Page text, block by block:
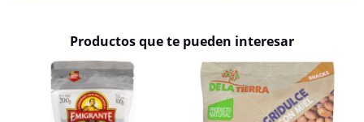
Productos que te pueden interesar